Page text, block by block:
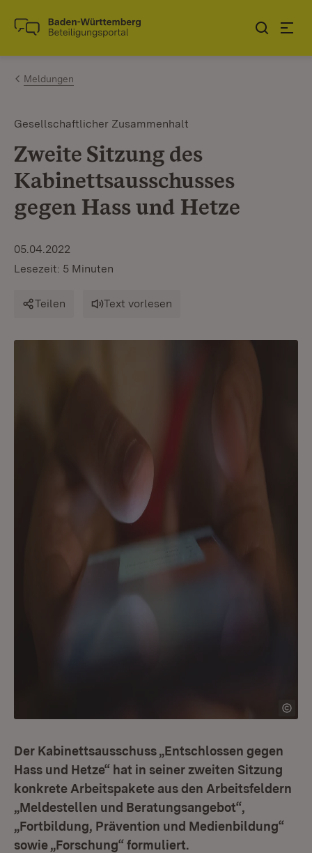
Zum Inhalt springen
Link zur Startseite
Meldungen
Gesellschaftlicher Zusammenhalt
Zweite Sitzung des
Kabinettsausschusses
gegen Hass und Hetze
05.04.2022
Lesezeit: 5 Minuten
Teilen Text vorlesen
Der Kabinettsausschuss „Entschlossen gegen
Hass und Hetze“ hat in seiner zweiten Sitzung
konkrete Arbeitspakete aus den Arbeitsfeldern
„Meldestellen und Beratungsangebot“,
„Fortbildung, Prävention und Medienbildung“
sowie „Forschung“ formuliert.